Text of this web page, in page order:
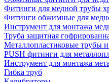
Фитинги для медной трубы
Фитинги обжимные для
Инструмент для монтажа
Труба защитная
Металлопластиковые трубы
PUSH фитинги для
Инструмент для монтажа
Гибка труб